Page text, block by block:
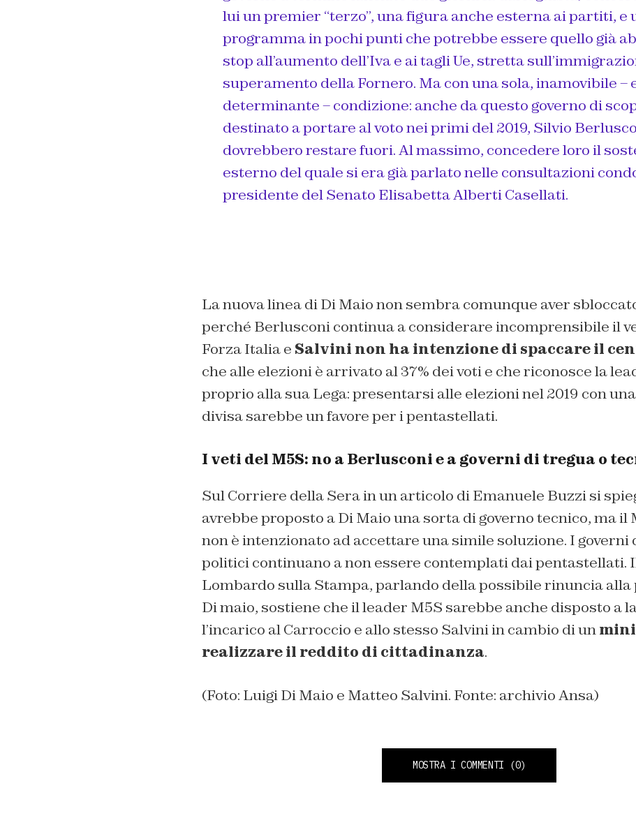
lui un premier “terzo”, una figura anche esterna ai partiti, e
programma in pochi punti che potrebbe essere quello già
stop all’aumento dell’Iva e ai tagli Ue, stretta
superamento della Fornero. Ma con una sola, inamovibile –
determinante – condizione: anche da questo governo di
destinato a portare al voto nei primi del 2019, Silvio
dovrebbero restare fuori. Al massimo, concedere loro il
esterno del quale si era già parlato nelle consultazioni
presidente del Senato Elisabetta Alberti Casellati.
La nuova linea di Di Maio non sembra comunque aver
perché Berlusconi continua a considerare incomprensibile il
Forza Italia e Salvini non ha intenzione di spaccare il
che alle elezioni è arrivato al 37% dei voti e che riconosce la
proprio alla sua Lega: presentarsi alle elezioni nel 2019 con
divisa sarebbe un favore per i pentastellati.
I veti del M5S: no a Berlusconi e a governi di tregua o
Sul Corriere della Sera in un articolo di Emanuele Buzzi si
avrebbe proposto a Di Maio una sorta di governo tecnico, ma il
non è intenzionato ad accettare una simile soluzione. I governi
politici continuano a non essere contemplati dai pentastellati.
Lombardo sulla Stampa, parlando della possibile rinuncia
Di maio, sostiene che il leader M5S sarebbe anche disposto a
l’incarico al Carroccio e allo stesso Salvini in cambio di un
realizzare il reddito di cittadinanza.
(Foto: Luigi Di Maio e Matteo Salvini. Fonte: archivio Ansa)
MOSTRA I COMMENTI (0)